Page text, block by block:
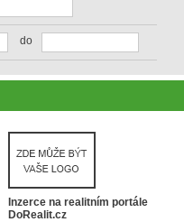
do
Inzerce na realitním portále
DoRealit.cz